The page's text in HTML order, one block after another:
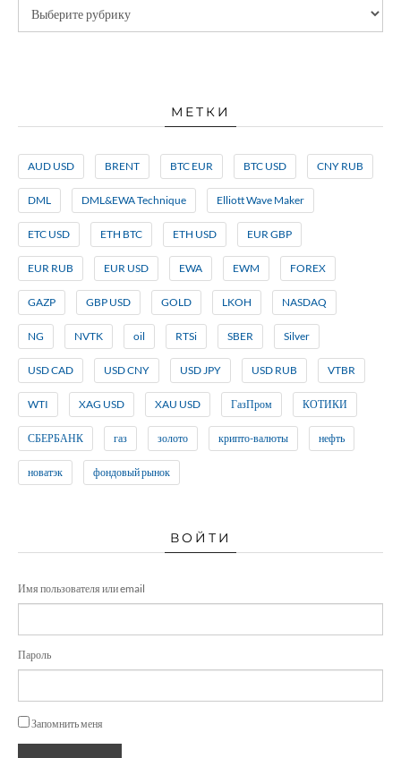
МЕТКИ
AUD USD BRENT BTC EUR BTC USD CNY RUB
DML DML&EWA Technique Elliott Wave Maker
ETC USD ETH BTC ETH USD EUR GBP
EUR RUB EUR USD EWA EWM FOREX
GAZP GBP USD GOLD LKOH NASDAQ
NG NVTK oil RTSi SBER Silver
USD CAD USD CNY USD JPY USD RUB VTBR
WTI XAG USD XAU USD ГазПром КОТИКИ
СБЕРБАНК газ золото крипто-валюты нефть
новатэк фондовый рынок
ВОЙТИ
Имя пользователя или email
Пароль
Запомнить меня